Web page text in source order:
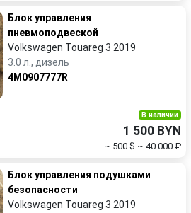
Блок управления
пневмоподвеской
Volkswagen Touareg 3 2019
3.0 л., дизель
4M0907777R
В наличии
1 500 BYN
~ 500 $ ~ 40 000 ₽
Блок управления подушками
безопасности
Volkswagen Touareg 3 2019